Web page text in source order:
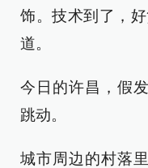
饰。技术到了，
道。
今日的许昌，假
跳动。
城市周边的村落